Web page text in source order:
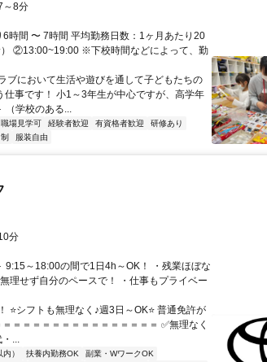
～8分
時間 〜 7時間 平均勤務日数：1ヶ月あたり20
②13:00~19:00 ※下校時間などによって、勤
ブにおいて生活や遊びを通して子どもたちの
事です！ 小1～3年生が中心ですが、高学年
（学校のある...
職場見学可 経験者歓迎 有資格者歓迎
研修あり
服装自由
分
9:15～18:00の間で1日4h～OK！ ・残業ほぼな
理せず自分のペースで！ ・仕事もプライベー
⭐シフトも無理なく♪週3日～OK⭐ 普通免許が
＝＝＝＝＝＝＝＝＝＝＝＝＝＝＝ ✅無理なく
...
） 扶養内勤務OK 副業・WワークOK